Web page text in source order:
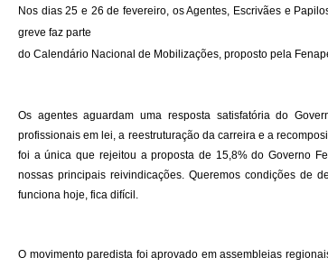
Nos dias 25 e 26 de fevereiro, os Agentes, Escrivães e
greve faz parte
do Calendário Nacional de Mobilizações, proposto pela
Os agentes aguardam uma resposta satisfatória do
profissionais em lei, a reestruturação da carreira e a
foi a única que rejeitou a proposta de 15,8% do Governo
nossas principais reivindicações. Queremos condições de
funciona hoje, fica difícil.
O movimento paredista foi aprovado em assembleias